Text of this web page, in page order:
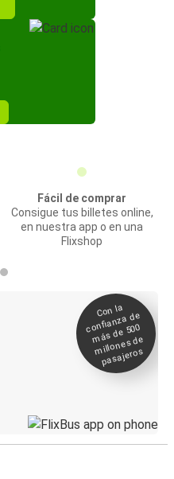
Fácil de comprar
Consigue tus billetes online,
en nuestra app o en una
Flixshop
Con la
confianza de
más de 500
millones de
pasajeros